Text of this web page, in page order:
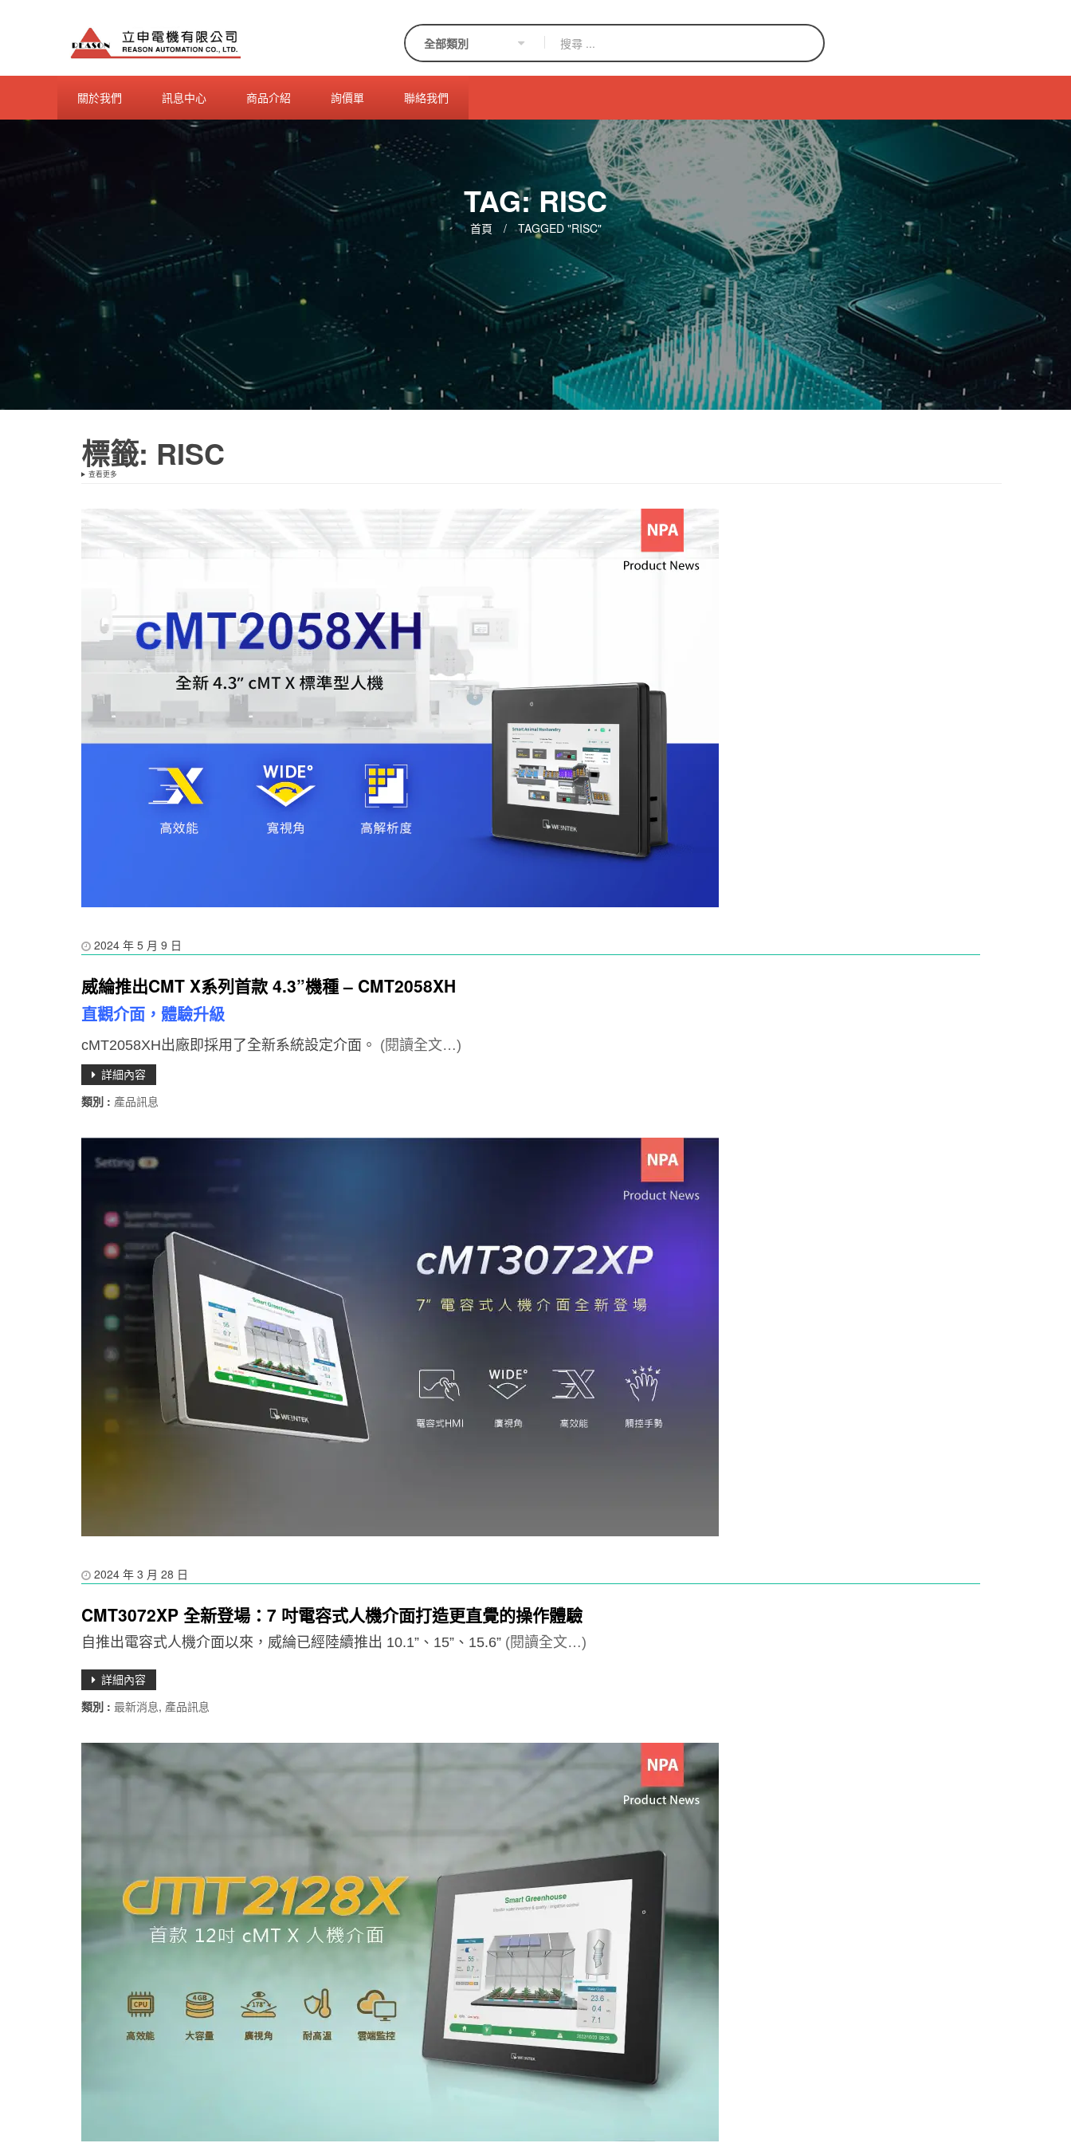
關於我們 訊息中心 商品介紹 詢價單 聯絡我們
TAG: RISC
首頁 / TAGGED "RISC"
標籤: RISC
查看更多
2024 年 5 月 9 日
威綸推出CMT X系列首款 4.3”機種 – CMT2058XH
直觀介面，體驗升級
cMT2058XH出廠即採用了全新系統設定介面。 (閱讀全文…)
詳細內容
類別 : 產品訊息
2024 年 3 月 28 日
CMT3072XP 全新登場：7 吋電容式人機介面打造更直覺的操作體驗
自推出電容式人機介面以來，威綸已經陸續推出 10.1”、15”、15.6” (閱讀全文…)
詳細內容
類別 : 最新消息, 產品訊息